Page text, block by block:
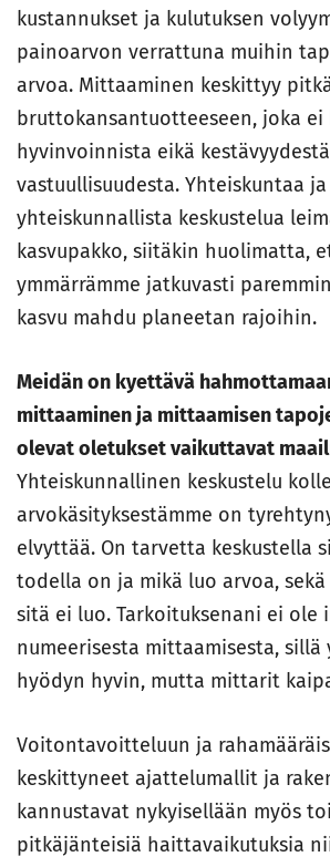
kustannukset ja kulutuksen
painoarvon verrattuna muihin
arvoa. Mittaaminen keskittyy
bruttokansantuotteeseen, joka
hyvinvoinnista eikä
vastuullisuudesta. Yhteiskuntaa ja
yhteiskunnallista keskustelua
kasvupakko, siitäkin huolimatta,
ymmärrämme jatkuvasti
kasvu mahdu planeetan rajoihin.
Meidän on kyettävä
mittaaminen ja mittaamisen
olevat oletukset vaikuttavat
Yhteiskunnallinen keskustelu
arvokäsityksestämme on
elvyttää. On tarvetta keskustella
todella on ja mikä luo arvoa,
sitä ei luo. Tarkoituksenani ei ole
numeerisesta mittaamisesta, sillä
hyödyn hyvin, mutta mittarit
Voitontavoitteluun ja
keskittyneet ajattelumallit ja
kannustavat nykyisellään myös
pitkäjänteisiä haittavaikutuksia